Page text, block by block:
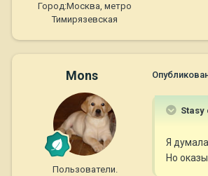
Город:Москва, метро
Тимирязевская
Mons
Пользователи.
Stasy
Я
Но